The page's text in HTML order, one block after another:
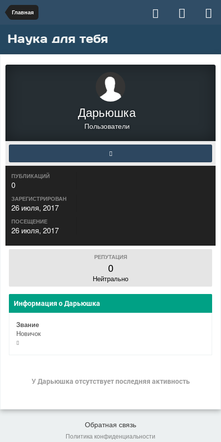
Главная
Наука для тебя
Дарьюшка
Пользователи
ПУБЛИКАЦИЙ
0
ЗАРЕГИСТРИРОВАН
26 июля, 2017
ПОСЕЩЕНИЕ
26 июля, 2017
РЕПУТАЦИЯ
0
Нейтрально
Информация о Дарьюшка
Звание
Новичок
У Дарьюшка отсутствует последняя активность
Обратная связь
Политика конфиденциальности